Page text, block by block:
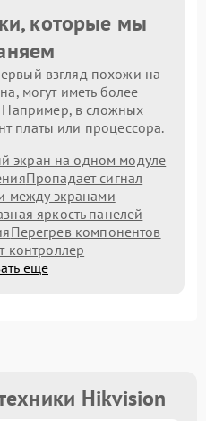
которые мы
взгляд похожи на
могут иметь более
в сложных
платы или процессора.
экран на одном модуле
Пропадает сигнал
между экранами
яркость панелей
Перегрев компонентов
контроллер
еще
Hikvision